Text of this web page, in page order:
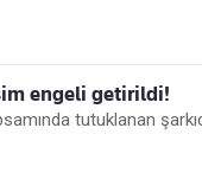
engeli getirildi!
tutuklanan